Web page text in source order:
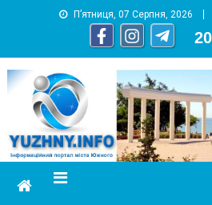
П’ятниця, 07 Серпня, 2026
20
информационный портал